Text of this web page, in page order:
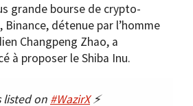
grande bourse de crypto-
détenue par l’homme
Changpeng Zhao, a
à proposer le Shiba Inu.
listed on #WazirX⚡️